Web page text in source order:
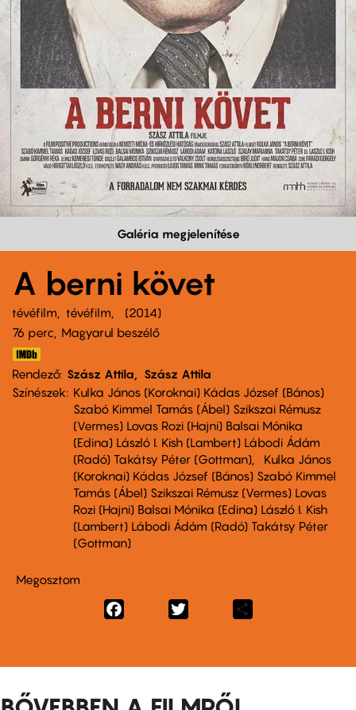
Galéria megjelenítése
A berni követ
tévéfilm tévéfilm
2014
76 perc,
Magyarul beszélő
Rendező Szász Attila
Szász Attila
Színészek
Kulka János (Koroknai) Kádas József (Bános)
Szabó Kimmel Tamás (Ábel) Szikszai Rémusz
(Vermes) Lovas Rozi (Hajni) Balsai Mónika
(Edina) László I. Kish (Lambert) Lábodi Ádám
(Radó) Takátsy Péter (Gottman)
Kulka János
(Koroknai) Kádas József (Bános) Szabó Kimmel
Tamás (Ábel) Szikszai Rémusz (Vermes) Lovas
Rozi (Hajni) Balsai Mónika (Edina) László I. Kish
(Lambert) Lábodi Ádám (Radó) Takátsy Péter
(Gottman)
Megosztom
Facebook